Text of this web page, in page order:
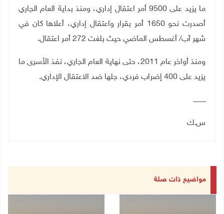
ما يزيد على 9500 أمر اعتقال إداري، ومنذ بداية العام الجاري
أصدرت نحو 1650 أمر بقرار واعتقال إداري، أعلاها كان في
شهر آب/ أغسطس الماضي حيث بلغت 272 أمر اعتقال.
ومنذ أواخر عام 2011، حتى نهاية العام الجاري، نفذ الأسرى ما
يزيد على 400 إضراب فردي، جلها ضد الاعتقال الإداري.
ــــــــــــ
س.ك
مواضيع ذات صلة